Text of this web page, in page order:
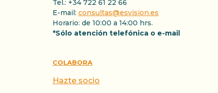
Tel.: +34 722 61 22 66
E-mail: consultas@esvision.es
Horario: de 10:00 a 14:00 hrs.
*Sólo atención telefónica o e-mail
COLABORA
Hazte socio